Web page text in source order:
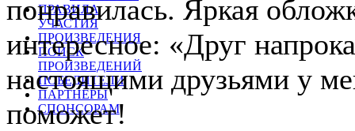
ПРАВИЛА
УЧАСТИЯ
ПРОИЗВЕДЕНИЯ
ПОИСК
ПРОИЗВЕДЕНИЙ
ПОБЕДИТЕЛИ
ПАРТНЕРЫ
СПОНСОРАМ
понравилась. Яркая
интересное: «Друг
настоящими друзьями у
поможет!